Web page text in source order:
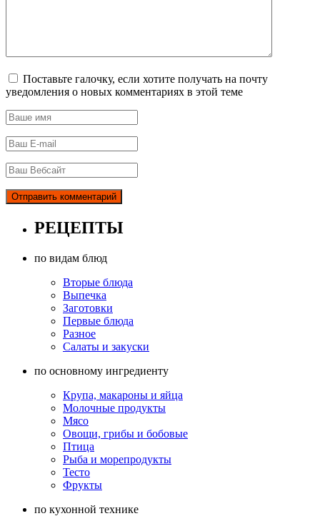
Поставьте галочку, если хотите получать на почту
уведомления о новых комментариях в этой теме
РЕЦЕПТЫ
по видам блюд
Вторые блюда
Выпечка
Заготовки
Первые блюда
Разное
Салаты и закуски
по основному ингредиенту
Крупа, макароны и яйца
Молочные продукты
Мясо
Овощи, грибы и бобовые
Птица
Рыба и морепродукты
Тесто
Фрукты
по кухонной технике